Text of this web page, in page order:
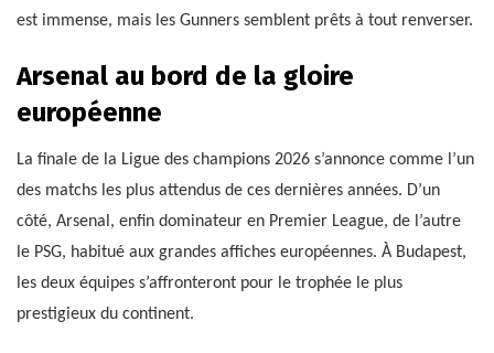
est immense, mais les Gunners semblent prêts à tout renverser.
Arsenal au bord de la gloire
européenne
La finale de la Ligue des champions 2026 s’annonce comme l’un
des matchs les plus attendus de ces dernières années. D’un
côté, Arsenal, enfin dominateur en Premier League, de l’autre
le PSG, habitué aux grandes affiches européennes. À Budapest,
les deux équipes s’affronteront pour le trophée le plus
prestigieux du continent.